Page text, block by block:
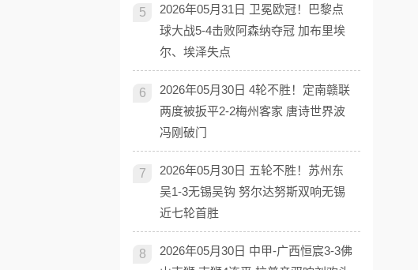
5
2026年05月31日 卫冕欧冠！巴黎点
球大战5-4击败阿森纳夺冠 加布里埃
尔、埃泽失点
6
2026年05月30日 4轮不胜！定南赣联
两度被扳平2-2梅州客家 唐诗世界波
冯刚破门
7
2026年05月30日 五轮不胜！苏州东
吴1-3无锡吴钩 努尔达努斯双响无锡
近七轮首胜
8
2026年05月30日 中甲-广西恒宸3-3佛